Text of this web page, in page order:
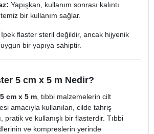
Yapışkan, kullanım sonrası kalıntı
bir kullanım sağlar.
İpek flaster steril değildir, ancak hijyenik
bir yapıya sahiptir.
5 cm x 5 m Nedir?
cm x 5 m, tıbbi malzemelerin cilt
amacıyla kullanılan, cilde tahriş
pratik ve kullanışlı bir flasterdir. Tıbbi
ve kompreslerin yerinde